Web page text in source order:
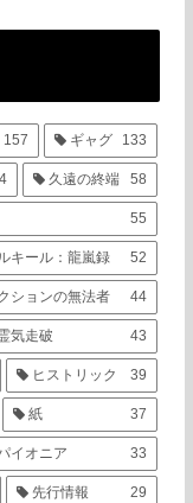
157 ギャグ 133
久遠の終端 58
55
キール：龍嵐録 52
ションの無法者 44
気走破 43
ヒストリック 39
紙 37
イオニア 33
先行情報 29